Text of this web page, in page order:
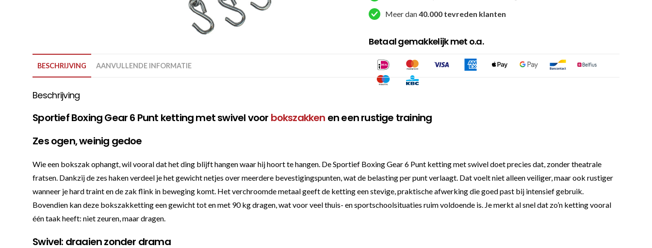
Zilver
aantal
Meer dan40.000 tevreden klanten
Betaal gemakkelijk met o.a.
BESCHRIJVING AANVULLENDE INFORMATIE
Beschrijving
Sportief Boxing Gear 6 Punt ketting met swivel voor bokszakken en een rustige training
Zes ogen, weinig gedoe
Wie een bokszak ophangt, wil vooral dat het ding blijft hangen waar hij hoort te hangen. De Sportief Boxing Gear 6 Punt ketting met swivel doet precies dat, zonder theatrale
fratsen. Dankzij de zes haken verdeel je het gewicht netjes over meerdere bevestigingspunten, wat de belasting per punt verlaagt. Dat voelt niet alleen veiliger, maar ook rustiger
wanneer je hard traint en de zak flink in beweging komt. Het verchroomde metaal geeft de ketting een stevige, praktische afwerking die goed past bij intensief gebruik.
Bovendien kan deze bokszakketting een gewicht tot en met 90 kg dragen, wat voor veel thuis- en sportschoolsituaties ruim voldoende is. Je merkt al snel dat zo’n ketting vooral
één taak heeft: niet zeuren, maar dragen.
Swivel: draaien zonder drama